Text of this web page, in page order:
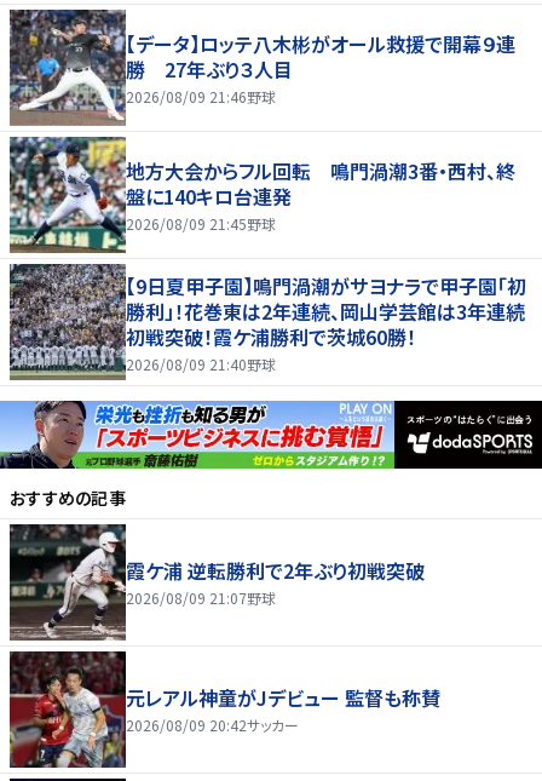
【データ】ロッテ八木彬がオール救援で開幕９連
勝 27年ぶり３人目
2026/08/09 21:46野球
地方大会からフル回転 鳴門渦潮3番・西村、終
盤に140キロ台連発
2026/08/09 21:45野球
【9日夏甲子園】鳴門渦潮がサヨナラで甲子園「初
勝利」！花巻東は2年連続、岡山学芸館は3年連続
初戦突破！霞ケ浦勝利で茨城60勝！
2026/08/09 21:40野球
おすすめの記事
霞ケ浦 逆転勝利で2年ぶり初戦突破
2026/08/09 21:07野球
元レアル神童がJデビュー 監督も称賛
2026/08/09 20:42サッカー